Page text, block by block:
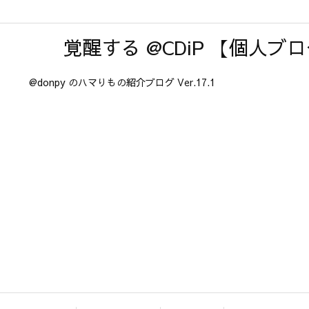
覚醒する @CDiP 【個人ブ
@donpy のハマりもの紹介ブログ Ver.17.1